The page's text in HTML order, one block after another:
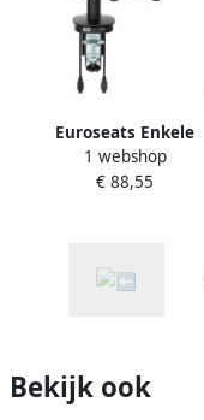
Euroseats Enkele
monitorarm Zwart
1 webshop
€ 88,55
Bekijk ook